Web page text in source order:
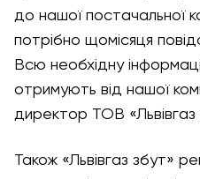
до нашої постачальної
потрібно щомісяця
Всю необхідну
отримують від нашої
директор ТОВ
Також «Львівгаз збут»